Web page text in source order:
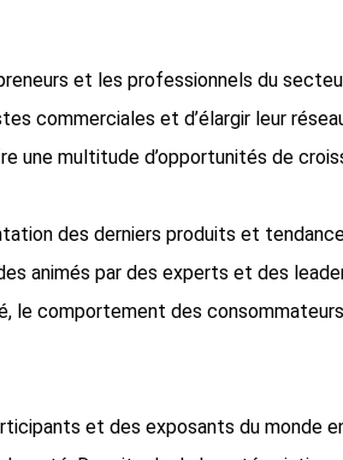
et les professionnels du
commerciales et d’élargir leur
une multitude d’opportunités de
des derniers produits et
animés par des experts et des
le comportement des
et des exposants du monde